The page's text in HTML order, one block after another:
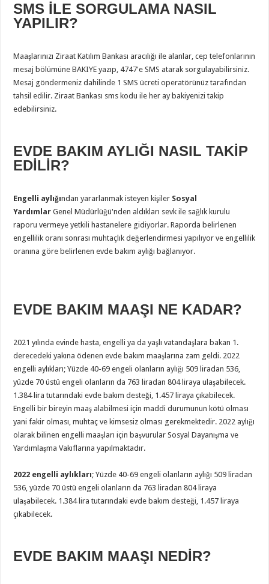
SMS İLE SORGULAMA NASIL
YAPILIR?
Maaşlarınızı Ziraat Katılım Bankası aracılığı ile alanlar, cep telefonlarının
mesaj bölümüne BAKIYE yazıp, 4747'e SMS atarak sorgulayabilirsiniz.
Mesaj göndermeniz dahilinde 1 SMS ücreti operatörünüz tarafından
tahsil edilir. Ziraat Bankası sms kodu ile her ay bakiyenizi takip
edebilirsiniz.
EVDE BAKIM AYLIĞI NASIL TAKİP
EDİLİR?
Engelli aylığından yararlanmak isteyen kişiler Sosyal
Yardımlar Genel Müdürlüğü'nden aldıkları sevk ile sağlık kurulu
raporu vermeye yetkili hastanelere gidiyorlar. Raporda belirlenen
engellilik oranı sonrası muhtaçlık değerlendirmesi yapılıyor ve engellilik
oranına göre belirlenen evde bakım aylığı bağlanıyor.
EVDE BAKIM MAAŞI NE KADAR?
2021 yılında evinde hasta, engelli ya da yaşlı vatandaşlara bakan 1.
derecedeki yakına ödenen evde bakım maaşlarına zam geldi. 2022
engelli aylıkları; Yüzde 40-69 engeli olanların aylığı 509 liradan 536,
yüzde 70 üstü engeli olanların da 763 liradan 804 liraya ulaşabilecek.
1.384 lira tutarındaki evde bakım desteği, 1.457 liraya çıkabilecek.
Engelli bir bireyin maaş alabilmesi için maddi durumunun kötü olması
yani fakir olması, muhtaç ve kimsesiz olması gerekmektedir. 2022 aylığı
olarak bilinen engelli maaşları için başvurular Sosyal Dayanışma ve
Yardımlaşma Vakıflarına yapılmaktadır.
2022 engelli aylıkları; Yüzde 40-69 engeli olanların aylığı 509 liradan
536, yüzde 70 üstü engeli olanların da 763 liradan 804 liraya
ulaşabilecek. 1.384 lira tutarındaki evde bakım desteği, 1.457 liraya
çıkabilecek.
EVDE BAKIM MAAŞI NEDİR?